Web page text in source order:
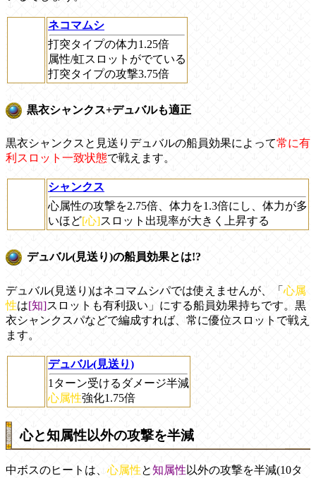
ネコマムシ
打突タイプの体力1.25倍
属性/虹スロットがでている
打突タイプの攻撃3.75倍
黒衣シャンクス+デュバルも適正
黒衣シャンクスと見送りデュバルの船員効果によって常に有
利スロット一致状態で戦えます。
シャンクス
心属性の攻撃を2.75倍、体力を1.3倍にし、体力が多
いほど[心]スロット出現率が大きく上昇する
デュバル(見送り)の船員効果とは!?
デュバル(見送り)はネコマムシパでは使えませんが、「 心属
性は[知]スロットも有利扱い」にする船員効果持ちです。黒
衣シャンクスパなどで編成すれば、常に優位スロットで戦え
ます。
デュバル(見送り)
1ターン受けるダメージ半減
心属性強化1.75倍
心と知属性以外の攻撃を半減
中ボスのヒートは、 心属性と知属性 以外の攻撃を半減(10タ